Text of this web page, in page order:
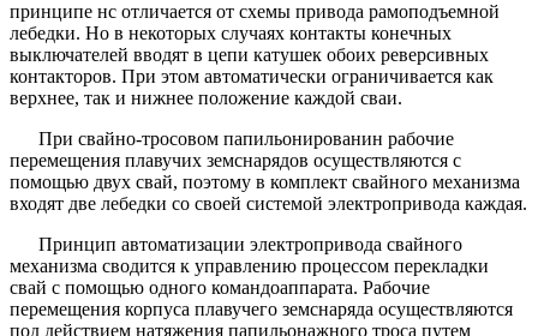
принципе нс отличается от схемы привода рамоподъемной
лебедки. Но в некоторых случаях контакты конечных
выключателей вводят в цепи катушек обоих реверсивных
контакторов. При этом автоматически ограничивается как
верхнее, так и нижнее положение каждой сваи.
При свайно-тросовом папильонированин рабочие
перемещения плавучих земснарядов осуществляются с
помощью двух свай, поэтому в комплект свайного механизма
входят две лебедки со своей системой электропривода каждая.
Принцип автоматизации электропривода свайного
механизма сводится к управлению процессом перекладки
свай с помощью одного командоаппарата. Рабочие
перемещения корпуса плавучего земснаряда осуществляются
под действием натяжения папильонажного троса путем